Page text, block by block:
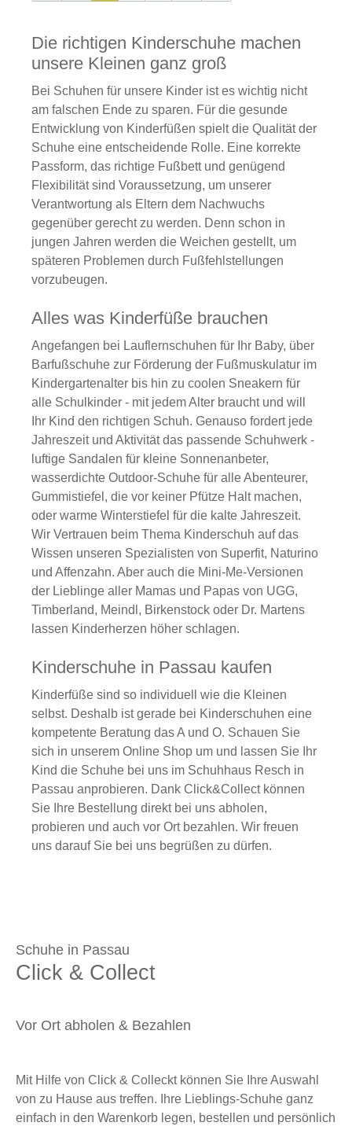
Die richtigen Kinderschuhe machen
unsere Kleinen ganz groß
Bei Schuhen für unsere Kinder ist es wichtig nicht
am falschen Ende zu sparen. Für die gesunde
Entwicklung von Kinderfüßen spielt die Qualität der
Schuhe eine entscheidende Rolle. Eine korrekte
Passform, das richtige Fußbett und genügend
Flexibilität sind Voraussetzung, um unserer
Verantwortung als Eltern dem Nachwuchs
gegenüber gerecht zu werden. Denn schon in
jungen Jahren werden die Weichen gestellt, um
späteren Problemen durch Fußfehlstellungen
vorzubeugen.
Alles was Kinderfüße brauchen
Angefangen bei Lauflernschuhen für Ihr Baby, über
Barfußschuhe zur Förderung der Fußmuskulatur im
Kindergartenalter bis hin zu coolen Sneakern für
alle Schulkinder - mit jedem Alter braucht und will
Ihr Kind den richtigen Schuh. Genauso fordert jede
Jahreszeit und Aktivität das passende Schuhwerk -
luftige Sandalen für kleine Sonnenanbeter,
wasserdichte Outdoor-Schuhe für alle Abenteurer,
Gummistiefel, die vor keiner Pfütze Halt machen,
oder warme Winterstiefel für die kalte Jahreszeit.
Wir Vertrauen beim Thema Kinderschuh auf das
Wissen unseren Spezialisten von Superfit, Naturino
und Affenzahn. Aber auch die Mini-Me-Versionen
der Lieblinge aller Mamas und Papas von UGG,
Timberland, Meindl, Birkenstock oder Dr. Martens
lassen Kinderherzen höher schlagen.
Kinderschuhe in Passau kaufen
Kinderfüße sind so individuell wie die Kleinen
selbst. Deshalb ist gerade bei Kinderschuhen eine
kompetente Beratung das A und O. Schauen Sie
sich in unserem Online Shop um und lassen Sie Ihr
Kind die Schuhe bei uns im Schuhhaus Resch in
Passau anprobieren. Dank Click&Collect können
Sie Ihre Bestellung direkt bei uns abholen,
probieren und auch vor Ort bezahlen. Wir freuen
uns darauf Sie bei uns begrüßen zu dürfen.
Schuhe in Passau
Click & Collect
Vor Ort abholen & Bezahlen
Mit Hilfe von Click & Colleckt können Sie Ihre Auswahl
von zu Hause aus treffen. Ihre Lieblings-Schuhe ganz
einfach in den Warenkorb legen, bestellen und persönlich